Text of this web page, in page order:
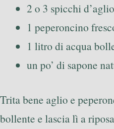
2 o 3 spicchi d’aglio
1 peperoncino
1 litro di acqua
un po’ di sapone
Trita bene aglio e
bollente e lascia lì a